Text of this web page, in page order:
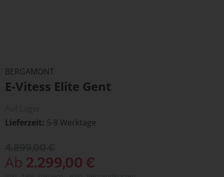
der
Bildergalerie
BERGAMONT
E-Vitess Elite Gent
Lieferzeit 5-8 Werktage
Ab 2.299,00 €